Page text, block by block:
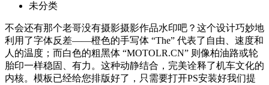
未分类
不会还有那个老哥没有摄影摄影作品水印吧？这个设计巧妙地
利用了字体反差——橙色的手写体 “The” 代表了自由、速度和
人的温度；而白色的粗黑体 “MOTOLR.CN” 则像柏油路或轮
胎印一样稳固、有力。这种动静结合，完美诠释了机车文化的
内核。模板已经给您排版好了，只需要打开PS安装好我们提